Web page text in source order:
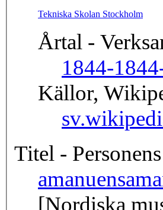
Tekniska Skolan Stockholm
Årtal -
1844-
Källor,
Titel - Personens
amanuens
[Nordiska